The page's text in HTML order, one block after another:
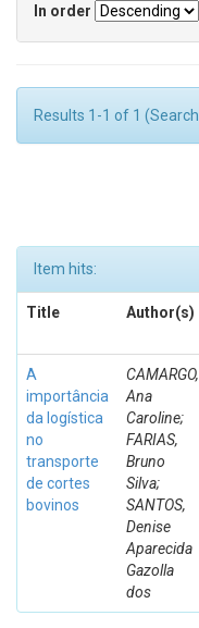
In order
Results 1-1 of 1
Item hits:
Title Author(s)
A
importância
da logística
no
transporte
de cortes
bovinos
CAMARGO,
Ana
Caroline;
FARIAS,
Bruno
Silva;
SANTOS,
Denise
Aparecida
Gazolla
dos